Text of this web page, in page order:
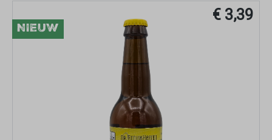
NIEUW
€ 3,39